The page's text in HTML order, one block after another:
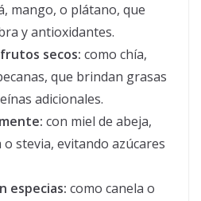
mango, o plátano, que
y antioxidantes.
secos: como chía,
que brindan grasas
adicionales.
con miel de abeja,
o stevia, evitando azúcares
especias: como canela o